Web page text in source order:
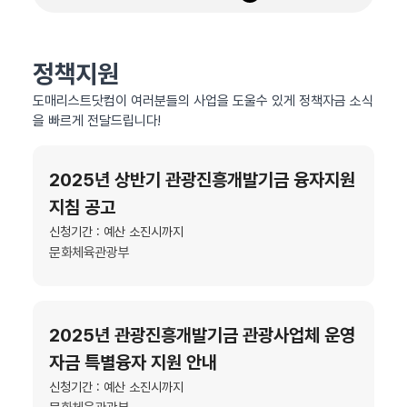
정책지원
도매리스트닷컴이 여러분들의 사업을 도울수 있게 정책자금 소식
을 빠르게 전달드립니다!
2025년 상반기 관광진흥개발기금 융자지원
지침 공고
신청기간 : 예산 소진시까지
문화체육관광부
2025년 관광진흥개발기금 관광사업체 운영
자금 특별융자 지원 안내
신청기간 : 예산 소진시까지